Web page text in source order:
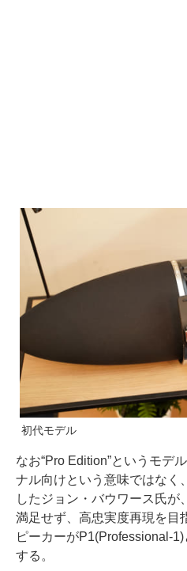
初代モデル
なお“Pro Edition”というモデ
ナル向けという意味ではなく
したジョン・バウワース氏が
満足せず、高忠実度再現を目
ピーカーがP1(Professional-
する。